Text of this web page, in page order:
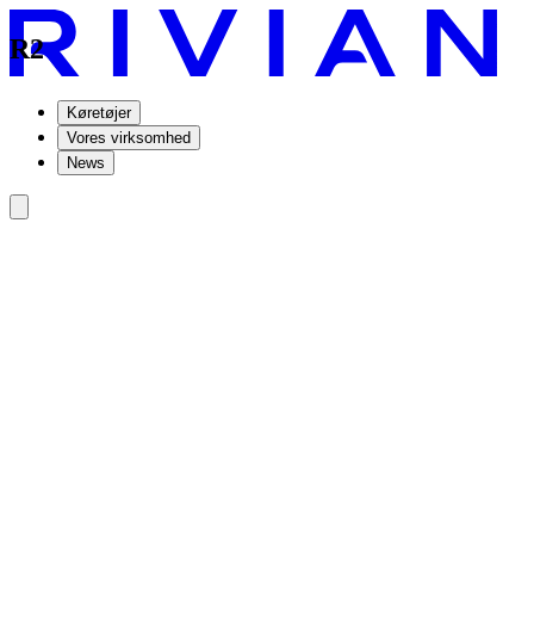
Køretøjer
Vores virksomhed
News
R2